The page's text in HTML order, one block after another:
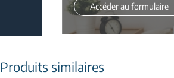
Accéder au formulaire
Produits similaires